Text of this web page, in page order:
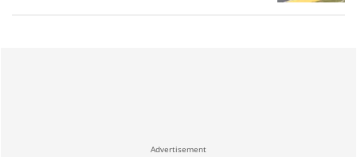
Advertisement